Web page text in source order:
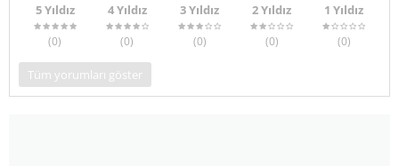
5 Yıldız
(0)
4 Yıldız
(0)
3 Yıldız
(0)
2 Yıldız
(0)
1 Yıldız
(0)
Tüm yorumları göster